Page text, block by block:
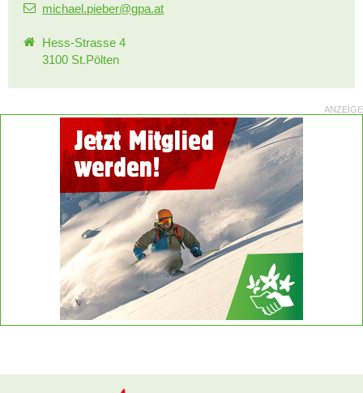
michael.pieber@gpa.at
Hess-Strasse 4
3100 St.Pölten
ANZEIGE